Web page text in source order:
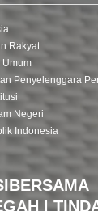
Rakyat
Umum
Penyelenggara
Negeri
Indonesia
|